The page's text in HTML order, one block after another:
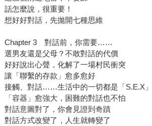
話怎麼說，很重要！
想好好對話，先拋開七種思維
Chapter 3 對話前，你需要……
選男友還是父母？不敢對話的代價
好好說出心聲，化解了一場村民衝突
讓「聯繫的存款」愈多愈好
接觸、對話……生活中的一切都是「S.E.X」
「容器」愈強大，困難的對話也不怕
對話意圖對了，你會見證到奇蹟
對話方式改變了，人生就轉變了